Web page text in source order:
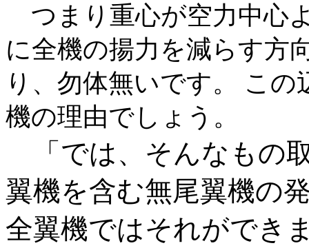
つまり重心が空力中心
に全機の揚力を減らす方
り、勿体無いです。 こ
機の理由でしょう。
「では、そんなもの
翼機を含む無尾翼機の
全翼機ではそれができ